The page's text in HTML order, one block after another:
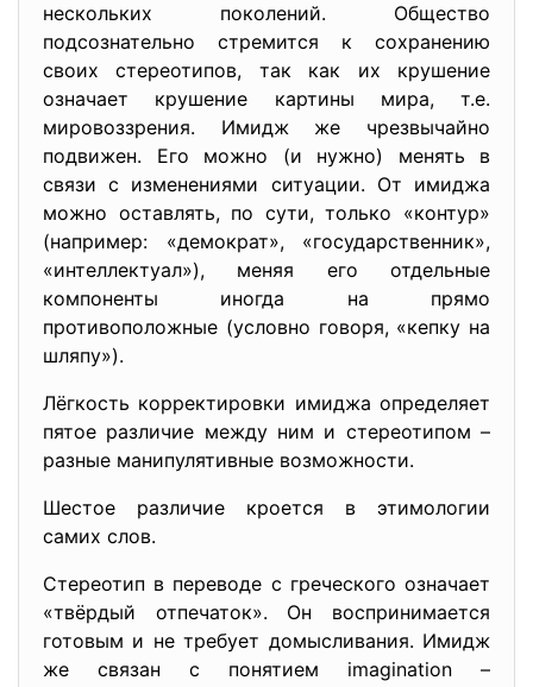
нескольких поколений. Общество
подсознательно стремится к сохранению
своих стереотипов, так как их крушение
означает крушение картины мира, т.е.
мировоззрения. Имидж же чрезвычайно
подвижен. Его можно (и нужно) менять в
связи с изменениями ситуации. От имиджа
можно оставлять, по сути, только «контур»
(например: «демократ», «государственник»,
«интеллектуал»), меняя его отдельные
компоненты иногда на прямо
противоположные (условно говоря, «кепку на
шляпу»).
Лёгкость корректировки имиджа определяет
пятое различие между ним и стереотипом –
разные манипулятивные возможности.
Шестое различие кроется в этимологии
самих слов.
Стереотип в переводе с греческого означает
«твёрдый отпечаток». Он воспринимается
готовым и не требует домысливания. Имидж
же связан с понятием imagination –